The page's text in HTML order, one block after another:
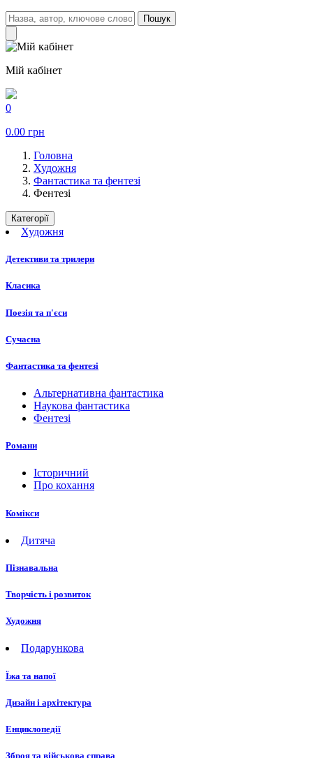
Пошук
Мій кабінет
0
0.00 грн
Головна
Художня
Фантастика та фентезі
Фентезі
Категорії
Художня
Детективи та трилери
Класика
Поезія та п'єси
Сучасна
Фантастика та фентезі
Альтернативна фантастика
Наукова фантастика
Фентезі
Романи
Історичний
Про кохання
Комікси
Дитяча
Пізнавальна
Творчість і розвиток
Художня
Подарункова
Їжа та напої
Дизайн і архітектура
Енциклопедії
Зброя та військова справа